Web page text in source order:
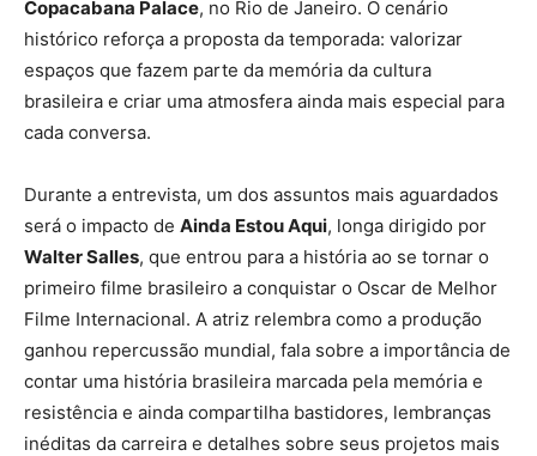
Copacabana Palace, no Rio de Janeiro. O cenário
histórico reforça a proposta da temporada: valorizar
espaços que fazem parte da memória da cultura
brasileira e criar uma atmosfera ainda mais especial para
cada conversa.
Durante a entrevista, um dos assuntos mais aguardados
será o impacto de Ainda Estou Aqui, longa dirigido por
Walter Salles, que entrou para a história ao se tornar o
primeiro filme brasileiro a conquistar o Oscar de Melhor
Filme Internacional. A atriz relembra como a produção
ganhou repercussão mundial, fala sobre a importância de
contar uma história brasileira marcada pela memória e
resistência e ainda compartilha bastidores, lembranças
inéditas da carreira e detalhes sobre seus projetos mais